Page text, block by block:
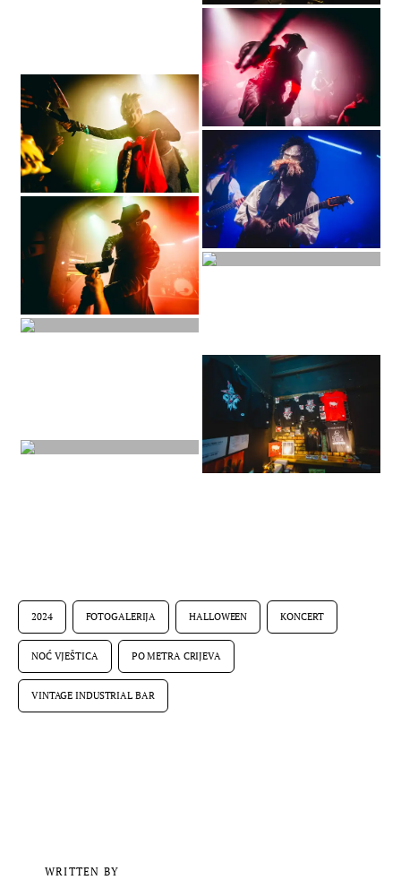
2024 FOTOGALERIJA HALLOWEEN KONCERT
NOĆ VJEŠTICA PO METRA CRIJEVA
VINTAGE INDUSTRIAL BAR
WRITTEN BY